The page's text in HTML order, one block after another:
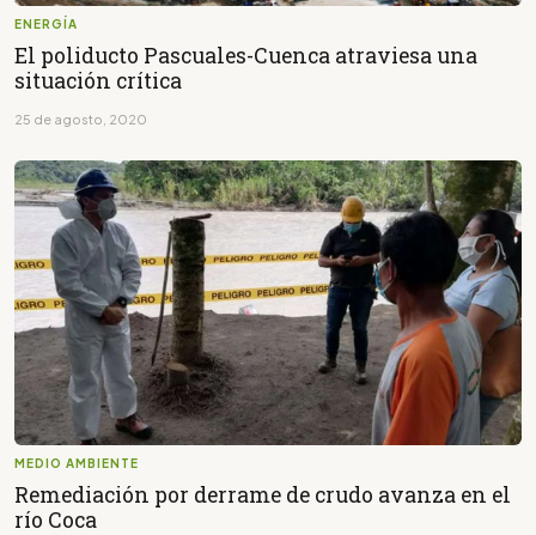
ENERGÍA
El poliducto Pascuales-Cuenca atraviesa una
situación crítica
25 de agosto, 2020
MEDIO AMBIENTE
Remediación por derrame de crudo avanza en el
río Coca